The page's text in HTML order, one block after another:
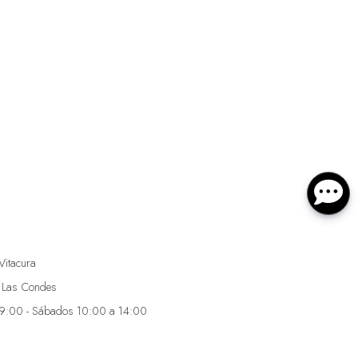
Condes
- Sábados 10:00 a 14:00